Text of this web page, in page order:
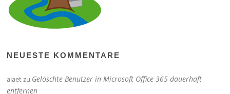
NEUESTE KOMMENTARE
aiaetzu Gelöschte Benutzer in Microsoft Office 365 dauerhaft
entfernen